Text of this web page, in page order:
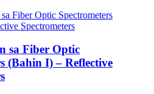
sa Fiber Optic
(Bahin I) – Reflective